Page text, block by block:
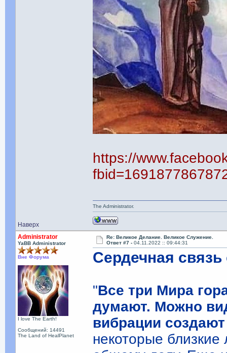
https://
Наверх
The Administrator.
Administrator
YaBB Administrator
Вне Форума
I love The Earth!
Сообщений: 14491
The Land of HealPlanet
Re: Великое Делание. Великое Служение.
Ответ #7 -04.11.2022 :: 09:44:31
Сердечная
"Все три Мира
думают. Можно
вибрации
некоторые